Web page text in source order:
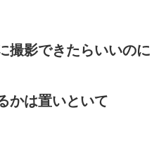
撮影できたらいいのに
かは置いといて